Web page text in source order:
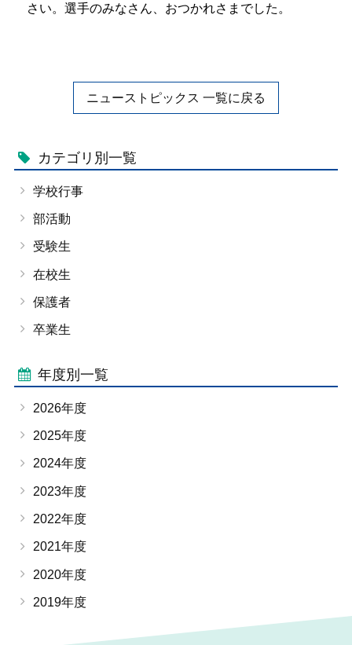
さい。選手のみなさん、おつかれさまでした。
ニューストピックス 一覧に戻る
カテゴリ別一覧
学校行事
部活動
受験生
在校生
保護者
卒業生
年度別一覧
2026年度
2025年度
2024年度
2023年度
2022年度
2021年度
2020年度
2019年度